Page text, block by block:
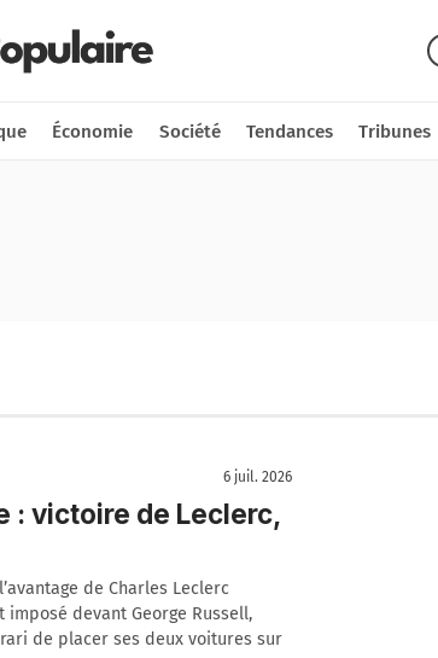
Économie Société Tendances Tribunes
6 juil. 2026
: victoire de Leclerc,
de Charles Leclerc
imposé devant George Russell,
de placer ses deux voitures sur